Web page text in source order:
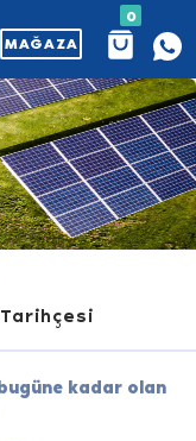
MAĞAZA
0
kadar olan